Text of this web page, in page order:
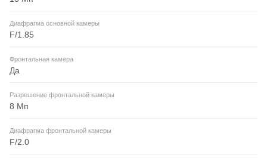
Диафрагма основной камеры
F/1.85
Фронтальная камера
Да
Разрешение фронтальной камеры
8 Мп
Диафрагма фронтальной камеры
F/2.0